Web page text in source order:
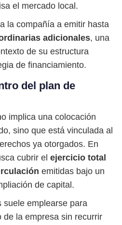
el mercado local.
la compañía a emitir hasta
adicionales, una
de su estructura
de financiamiento.
del plan de
implica una colocación
sino que está vinculada al
ya otorgados. En
cubrir el ejercicio total
emitidas bajo un
de capital.
suele emplearse para
de la empresa sin recurrir